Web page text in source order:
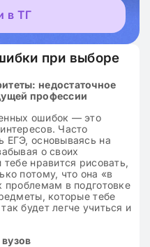
в ТГ
при выборе
недостаточное
профессии
ошибок — это
Часто
ЕГЭ, основываясь на
о своих
нравится рисовать,
потому, что она «в
проблемам в подготовке
которые тебе
будет легче учиться и